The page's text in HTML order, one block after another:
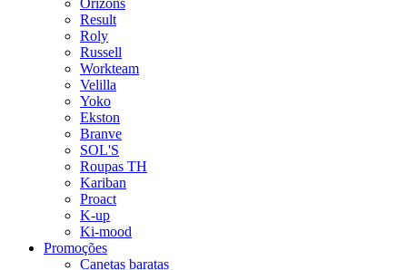
Result
Roly
Russell
Workteam
Velilla
Yoko
Ekston
Branve
SOL'S
Roupas TH
Kariban
Proact
K-up
Ki-mood
Promoções
Canetas baratas